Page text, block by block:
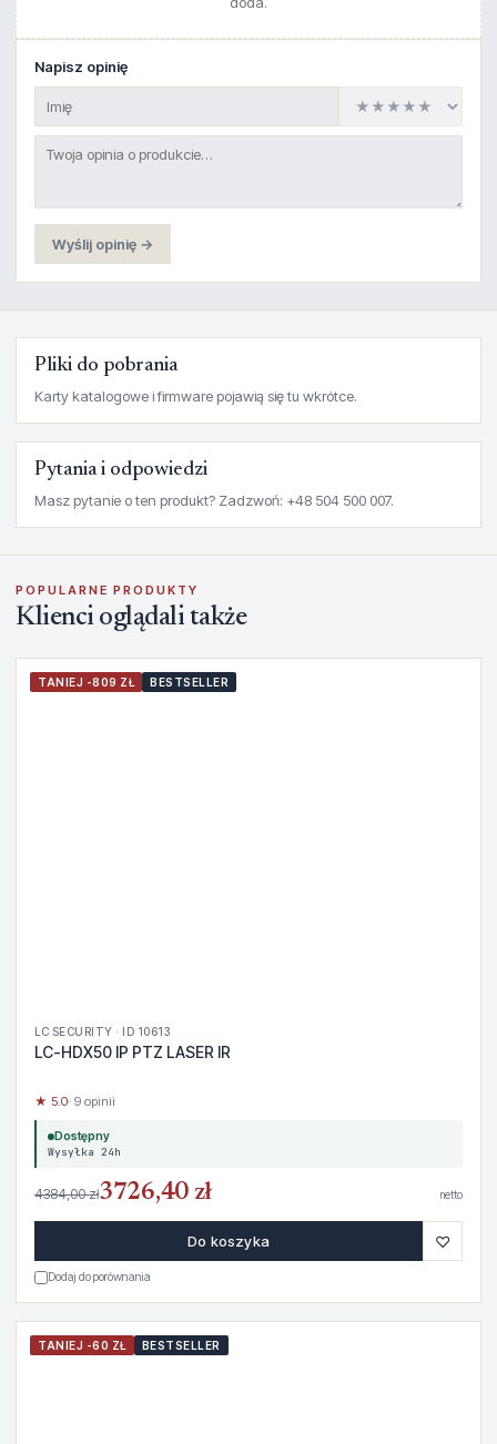
Napisz opinię
Wyślij opinię →
Pliki do pobrania
Karty katalogowe i firmware pojawią się tu wkrótce.
Pytania i odpowiedzi
Masz pytanie o ten produkt? Zadzwoń: +48 504 500 007.
POPULARNE PRODUKTY
Klienci oglądali także
TANIEJ -809 ZŁ BESTSELLER
LC SECURITY · ID 10613
LC-HDX50 IP PTZ LASER IR
★ 5.0· 9 opinii
Dostępny
Wysyłka 24h
4384,00 zł3726,40 zł netto
Do koszyka ♡
Dodaj do porównania
TANIEJ -60 ZŁ BESTSELLER